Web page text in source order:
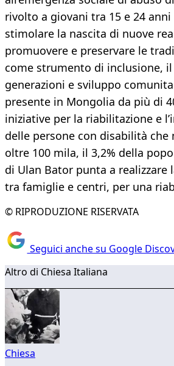
rivolto a giovani tra 15 e 24
stimolare la nascita di nuove
promuovere e preservare le
come strumento di inclusione,
generazioni e sviluppo
presente in Mongolia da più di
iniziative per la riabilitazione e
delle persone con disabilità che
oltre 100 mila, il 3,2% della
di Ulan Bator punta a realizzare
tra famiglie e centri, per una
© RIPRODUZIONE RISERVATA
Seguici anche su Google
Altro di Chiesa Italiana
Chiesa